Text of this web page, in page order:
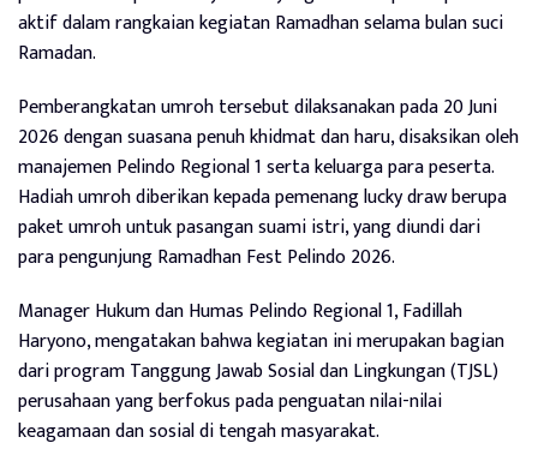
aktif dalam rangkaian kegiatan Ramadhan selama bulan suci
Ramadan.
Pemberangkatan umroh tersebut dilaksanakan pada 20 Juni
2026 dengan suasana penuh khidmat dan haru, disaksikan oleh
manajemen Pelindo Regional 1 serta keluarga para peserta.
Hadiah umroh diberikan kepada pemenang lucky draw berupa
paket umroh untuk pasangan suami istri, yang diundi dari
para pengunjung Ramadhan Fest Pelindo 2026.
Manager Hukum dan Humas Pelindo Regional 1, Fadillah
Haryono, mengatakan bahwa kegiatan ini merupakan bagian
dari program Tanggung Jawab Sosial dan Lingkungan (TJSL)
perusahaan yang berfokus pada penguatan nilai-nilai
keagamaan dan sosial di tengah masyarakat.